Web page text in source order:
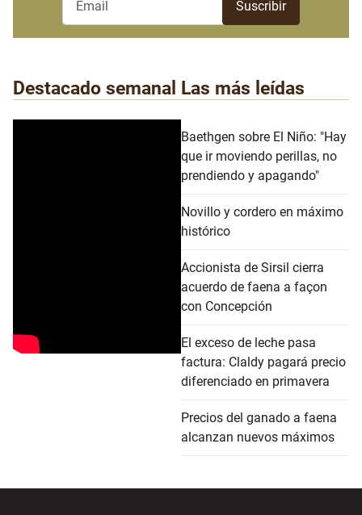
Destacado semanal Las más leídas
Baethgen sobre El Niño: "Hay
que ir moviendo perillas, no
prendiendo y apagando"
Novillo y cordero en máximo
histórico
Accionista de Sirsil cierra
acuerdo de faena a façon
con Concepción
El exceso de leche pasa
factura: Claldy pagará precio
diferenciado en primavera
Precios del ganado a faena
alcanzan nuevos máximos